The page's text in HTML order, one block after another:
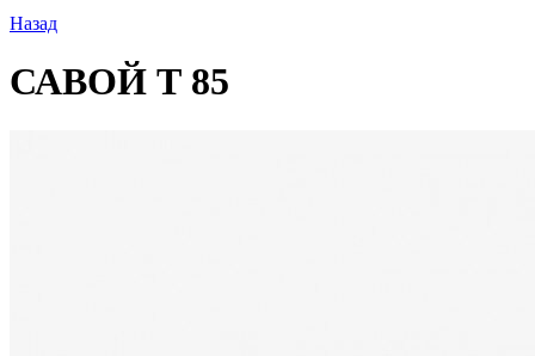
Назад
САВОЙ Т 85